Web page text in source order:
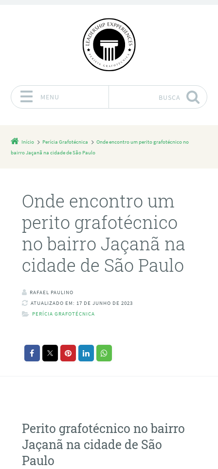
MENU BUSCA
Início Perícia Grafotécnica
Onde encontro um perito grafotécnico no
bairro Jaçanã na cidade de São Paulo
Onde encontro um
perito grafotécnico
no bairro Jaçanã na
cidade de São Paulo
RAFAEL PAULINO
ATUALIZADO EM: 17 DE JUNHO DE 2023
PERÍCIA GRAFOTÉCNICA
Perito grafotécnico no bairro
Jaçanã na cidade de São
Paulo